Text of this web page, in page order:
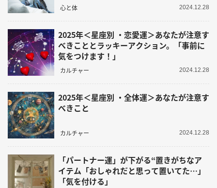
心と体 2024.12.28
2025年＜星座別 ・恋愛運＞あなたが注意す
べきこととラッキーアクション。「事前に
気をつけます！」
カルチャー 2024.12.28
2025年＜星座別 ・全体運＞あなたが注意す
べきこと
カルチャー 2024.12.28
「パートナー運」が下がる“置きがちなア
イテム「おしゃれだと思って置いてた…」
「気を付ける」